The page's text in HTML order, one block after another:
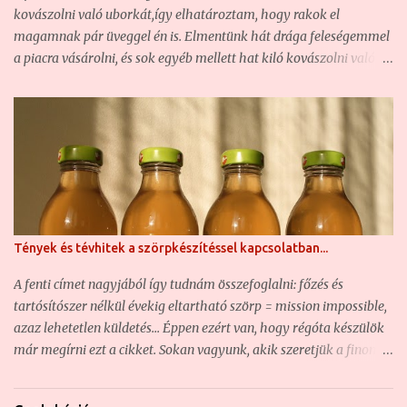
boltokban igen csak drága, ha egyáltalán kapható (280-300
gramm/üveg = közel 1800 forint) ... Zöld dió, a ...
kovászolni való uborkát,így elhatároztam, hogy rakok el
magamnak pár üveggel én is. Elmentünk hát drága feleségemmel
a piacra vásárolni, és sok egyéb mellett hat kiló kovászolni való
őstermelőktől vásárolunk. Így volt ez ma is. A Fehérvári úti piac
első emeletén az egyik bácsikánál olyan friss kovászolni való
uborkát találtunk, hogy azt nem is reméltük. Az uborkák végén
még ott fityegett az elszáradt virág rész, az uborka illat érezhető
volt már fél méterről is, és amikor megfogtam, éreztem, hogy
még szúr. Igen, aki nem tudja, annak elárulom: a kovászolni való
uborkát aprócska szőrök borítják. Amikor még friss az uborka,
akkor ez még enyhén szúrja az ember kezét. A sokszor
átpakolászott, innen oda, onnan ide szállított uborkáról ez már
lekopik, és nem szúr. Na általában a piacon kapható uborka már
ebben az öregedési fázisban leledzik. :-) Szóval, elindu...
Tények és tévhitek a szörpkészítéssel kapcsolatban...
A fenti címet nagyjából így tudnám összefoglalni: főzés és
tartósítószer nélkül évekig eltartható szörp = mission impossible,
azaz lehetetlen küldetés... Éppen ezért van, hogy régóta készülök
már megírni ezt a cikket. Sokan vagyunk, akik szeretjük a finom
az interneten található gasztroblogokban is igen sűrű vendégek a